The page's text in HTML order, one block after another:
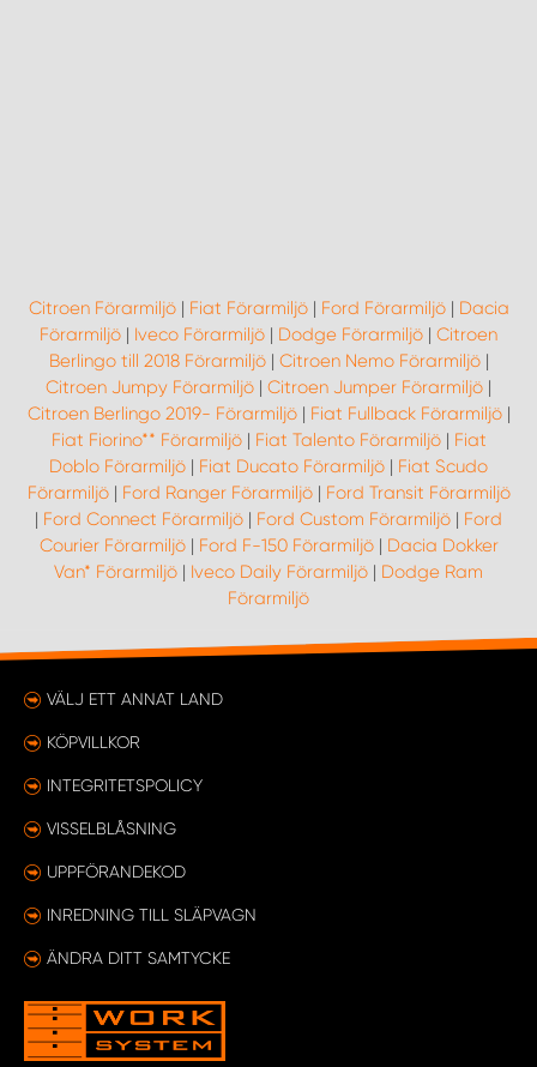
Citroen Förarmiljö| Fiat Förarmiljö| Ford Förarmiljö| Dacia
Förarmiljö | Iveco Förarmiljö | Dodge Förarmiljö | Citroen
Berlingo till 2018 Förarmiljö| Citroen Nemo Förarmiljö|
Citroen Jumpy Förarmiljö | Citroen Jumper Förarmiljö |
Citroen Berlingo 2019- Förarmiljö| Fiat Fullback Förarmiljö|
Fiat Fiorino** Förarmiljö| Fiat Talento Förarmiljö| Fiat
Doblo Förarmiljö | Fiat Ducato Förarmiljö | Fiat Scudo
Förarmiljö| Ford Ranger Förarmiljö| Ford Transit Förarmiljö
| Ford Connect Förarmiljö | Ford Custom Förarmiljö | Ford
Courier Förarmiljö| Ford F-150 Förarmiljö| Dacia Dokker
Van* Förarmiljö | Iveco Daily Förarmiljö | Dodge Ram
Förarmiljö
VÄLJ ETT ANNAT LAND
KÖPVILLKOR
INTEGRITETSPOLICY
VISSELBLÅSNING
UPPFÖRANDEKOD
INREDNING TILL SLÄPVAGN
ÄNDRA DITT SAMTYCKE